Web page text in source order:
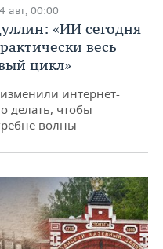
авг, 00:00
«ИИ сегодня
весь
цикл»
интернет-
делать, чтобы
волны